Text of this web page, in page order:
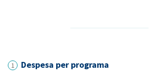
1
Despesa per programa